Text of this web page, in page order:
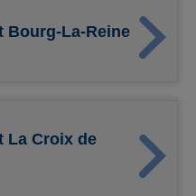
Bourg-La-Reine
La Croix de